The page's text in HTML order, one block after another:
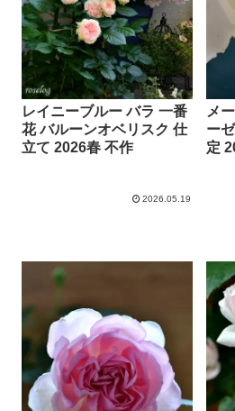
レイニーブルー バラ 一番
花 バルーンオベリスク 仕
立て 2026春 不作
2026.05.19
メ
ー
定